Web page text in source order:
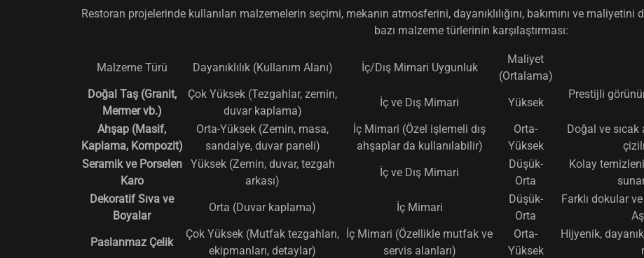
Restoran projelerinde kullanılan malzemelerin seçimi, mekanın atmosferini, dayanıklılığını, bakımını ve
bazı malzeme türlerinin karşılaştırması:
Malzeme Türü Dayanıklılık (Kullanım Alanı) İç/Dış Mimari Uygunluk
Maliyet
(Ortalama)
Doğal Taş (Granit,
Mermer vb.)
Çok Yüksek (Tezgahlar, zemin,
duvar kaplama)
İç ve Dış Mimari Yüksek
Prestijli
Ahşap (Masif,
Kaplama, Kompozit)
Orta-Yüksek (Zemin, masa,
sandalye, duvar paneli)
İç Mimari (Özel işlemeli dış
ahşaplar da kullanılabilir)
Orta-
Yüksek
Doğal ve
Seramik ve Porselen
Karo
Yüksek (Zemin, duvar, tezgah
arkası)
İç ve Dış Mimari
Düşük-
Orta
Kolay
Dekoratif Sıva ve
Boyalar
Orta (Duvar kaplama) İç Mimari
Düşük-
Orta
Farklı dokular
Paslanmaz Çelik
Çok Yüksek (Mutfak tezgahları,
ekipmanları, detaylar)
İç Mimari (Özellikle mutfak ve
servis alanları)
Orta-
Yüksek
Hijyenik,